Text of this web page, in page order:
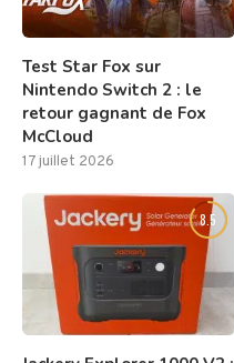
Test Star Fox sur
Nintendo Switch 2 : le
retour gagnant de Fox
McCloud
17 juillet 2026
8.5